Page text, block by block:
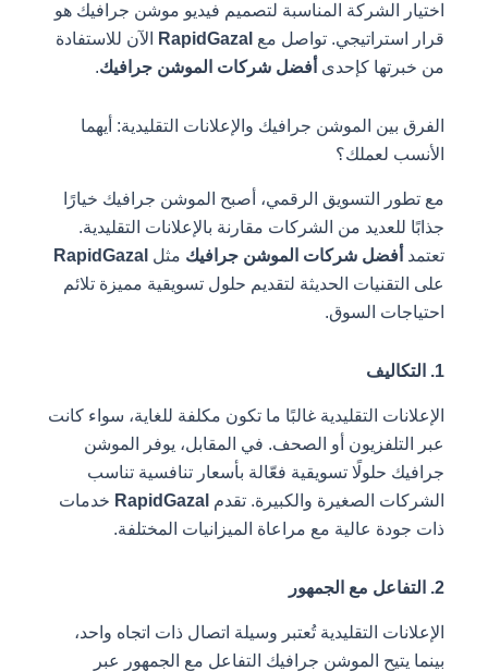
اختيار الشركة المناسبة لتصميم فيديو موشن جرافيك هو
قرار استراتيجي. تواصل معRapidGazalالآن للاستفادة
من خبرتها كإحدىأفضل شركات الموشن جرافيك.
الفرق بين الموشن جرافيك والإعلانات التقليدية: أيهما
الأنسب لعملك؟
مع تطور التسويق الرقمي، أصبح الموشن جرافيك خيارًا
جذابًا للعديد من الشركات مقارنة بالإعلانات التقليدية.
تعتمدأفضل شركات الموشن جرافيكمثلRapidGazal
على التقنيات الحديثة لتقديم حلول تسويقية مميزة تلائم
احتياجات السوق.
الإعلانات التقليدية غالبًا ما تكون مكلفة للغاية، سواء كانت
عبر التلفزيون أو الصحف. في المقابل، يوفر الموشن
جرافيك حلولًا تسويقية فعّالة بأسعار تنافسية تناسب
الشركات الصغيرة والكبيرة. تقدمRapidGazalخدمات
ذات جودة عالية مع مراعاة الميزانيات المختلفة.
الإعلانات التقليدية تُعتبر وسيلة اتصال ذات اتجاه واحد،
بينما يتيح الموشن جرافيك التفاعل مع الجمهور عبر